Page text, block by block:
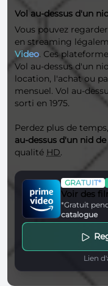
Vol au-dessus d'un
Vous pouvez regarder
en streaming
Video. Ces
Vol au-dessus d'un
location, l'achat ou
mensuel. Vol au-
sorti en 1975.
Perdez plus de temps,
au-dessus d'un nid
qualité HD.
GRATUIT*
Voir des
*Gratuit
catalogue
Lien